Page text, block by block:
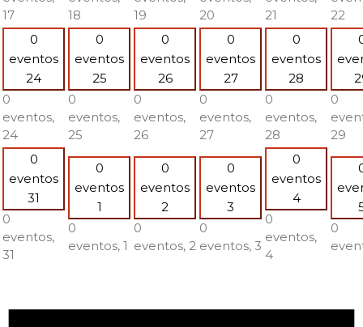
17
18
19
20
21
22
0
eventos
24
0
eventos,
24
0
eventos
25
0
eventos,
25
0
eventos
26
0
eventos,
26
0
eventos
27
0
eventos,
27
0
eventos
28
0
eventos,
28
0
29
0
eventos
31
0
eventos,
31
0
eventos
1
0
eventos, 1
0
eventos
2
0
eventos, 2
0
eventos
3
0
eventos, 3
0
eventos
4
0
eventos,
4
0